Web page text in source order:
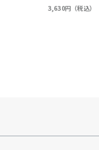
3,630円（税込）